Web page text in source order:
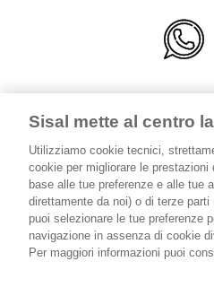
Sisal mette al centro
Utilizziamo cookie tecnici,
cookie per migliorare le
base alle tue preferenze e alle tue
direttamente da noi) o di terze
puoi selezionare le tue preferenze
navigazione in assenza di cookie
Per maggiori informazioni puoi